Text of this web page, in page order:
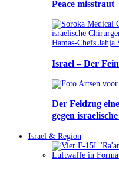
Peace misstraut
Israel – Der
Der Feldzug
gegen
Israel & Region